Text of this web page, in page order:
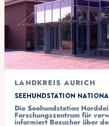
LANDKREIS AURICH
Seehundstation
Die Seehundstation
Forschungszentrum für
informiert Besucher über